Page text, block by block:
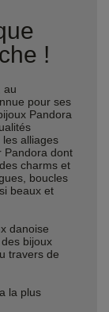
!
au
pour ses
Pandora
alliages
Pandora dont
charms et
boucles
beaux et
danoise
bijoux
travers de
la plus